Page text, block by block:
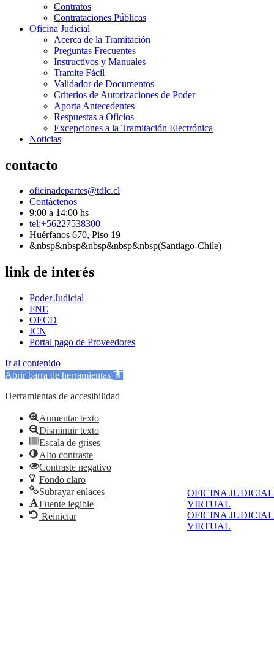
OFICINA JUDICIAL
VIRTUAL
OFICINA JUDICIAL
VIRTUAL
Contratos
Contrataciones Públicas
Oficina Judicial
Acerca de la Tramitación
Preguntas Frecuentes
Instructivos y Manuales
Tramite Fácil
Validador de Documentos
Criterios de Autorizaciones de Poder
Aporta Antecedentes
Respuestas a Oficios
Excepciones a la Tramitación Electrónica
Noticias
contacto
oficinadepartes@tdlc.cl
Contáctenos
9:00 a 14:00 hs
tel:+56227538300
Huérfanos 670, Piso 19
&nbsp&nbsp&nbsp&nbsp&nbsp(Santiago-Chile)
link de interés
Poder Judicial
FNE
OECD
ICN
Portal pago de Proveedores
Ir al contenido
Abrir barra de herramientas
Herramientas de accesibilidad
Aumentar texto
Disminuir texto
Escala de grises
Alto contraste
Contraste negativo
Fondo claro
Subrayar enlaces
Fuente legible
Reiniciar